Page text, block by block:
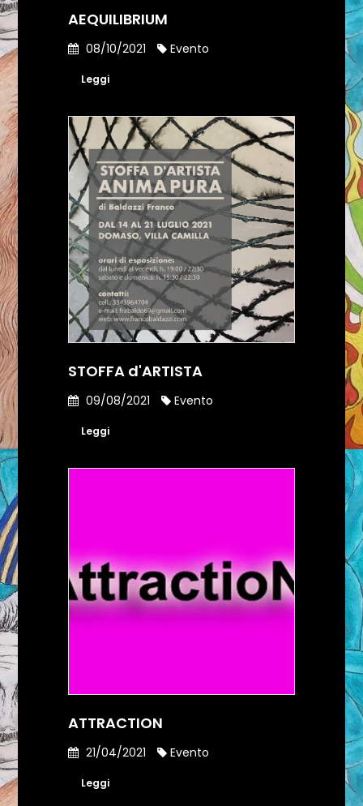
AEQUILIBRIUM
08/10/2021 Evento
Leggi
STOFFA d'ARTISTA
09/08/2021 Evento
Leggi
ATTRACTION
21/04/2021 Evento
Leggi